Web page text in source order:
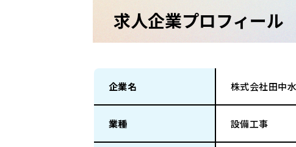
求人企業プロフィール
企業名 株式会社田中
業種 設備工事